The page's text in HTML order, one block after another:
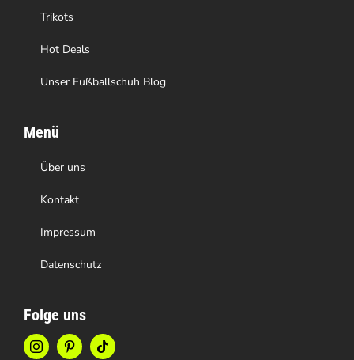
gewählt
werden
Trikots
Hot Deals
Unser Fußballschuh Blog
Menü
Über uns
Kontakt
Impressum
Datenschutz
Folge uns